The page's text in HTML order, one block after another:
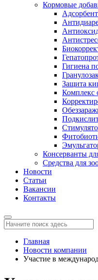
Кормовые
Гигиена
Защита
Комплекс
Консерванты
Средства для
Новости
Статьи
Вакансии
Контакты
Главная
Новости компании
Участие в